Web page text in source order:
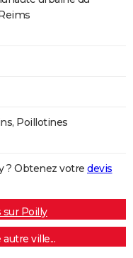
Poillotines
? Obtenez votre devis
Poilly
ville...